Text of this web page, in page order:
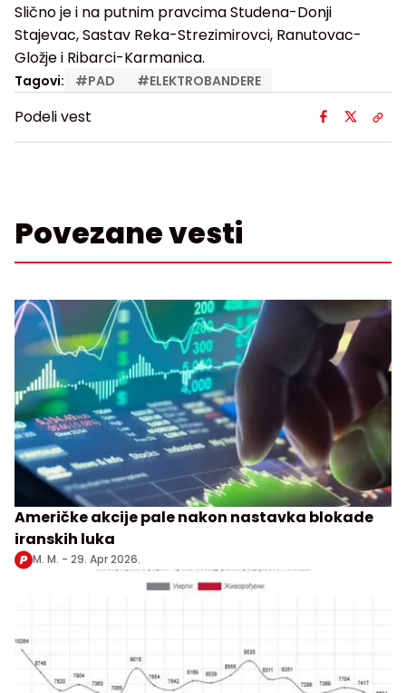
Slično je i na putnim pravcima Studena-Donji
Stajevac, Sastav Reka-Strezimirovci, Ranutovac-
Gložje i Ribarci-Karmanica.
Tagovi: #PAD #ELEKTROBANDERE
Podeli vest
Povezane vesti
Američke akcije pale nakon nastavka blokade
iranskih luka
M. M. - 29. Apr 2026.